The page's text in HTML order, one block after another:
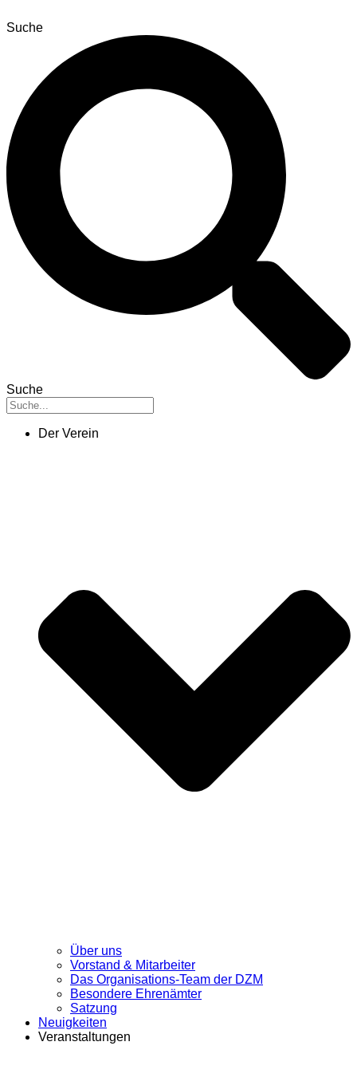
Suche
Suche
Der Verein
Über uns
Vorstand & Mitarbeiter
Das Organisations-Team der DZM
Besondere Ehrenämter
Satzung
Neuigkeiten
Veranstaltungen